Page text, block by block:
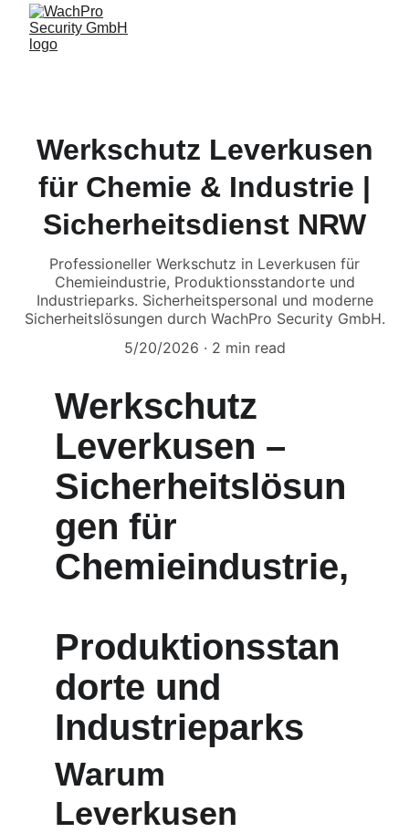
Werkschutz Leverkusen
für Chemie & Industrie |
Sicherheitsdienst NRW
Professioneller Werkschutz in Leverkusen für
Chemieindustrie, Produktionsstandorte und
Industrieparks. Sicherheitspersonal und moderne
Sicherheitslösungen durch WachPro Security GmbH.
5/20/2026
2 min read
Werkschutz
Leverkusen –
Sicherheitslösun
gen für
Chemieindustrie,
Produktionsstan
dorte und
Industrieparks
Warum
Leverkusen